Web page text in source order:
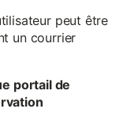
peut être
un courrier
portail de